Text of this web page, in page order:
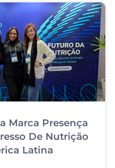
Marca Presença
De Nutrição
Latina